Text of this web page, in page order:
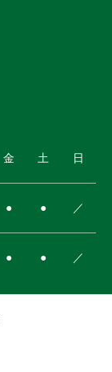
金 土 日
● ● ／
● ● ／